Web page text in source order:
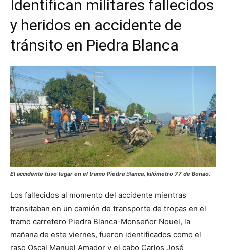
Identifican militares fallecidos
y heridos en accidente de
tránsito en Piedra Blanca
El accidente tuvo lugar en el tramo Piedra Blanca, kilómetro 77 de Bonao.
Los fallecidos al momento del accidente mientras
transitaban en un camión de transporte de tropas en el
tramo carretero Piedra Blanca-Monseñor Nouel, la
mañana de este viernes, fueron identificados como el
raso Oscal Manuel Amador y el cabo Carlos José